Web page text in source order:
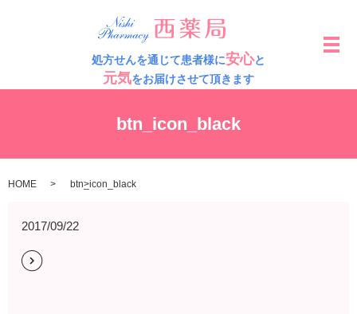
処方せんを通じて患者様に安心と
元気をお届けさせて頂きます
メ
btn_icon_black
HOME btn_icon_black
2017/09/22